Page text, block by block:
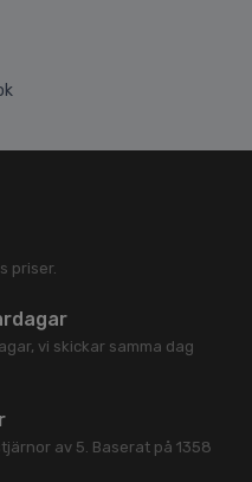
priser.
vi skickar samma dag
av 5. Baserat på 1358